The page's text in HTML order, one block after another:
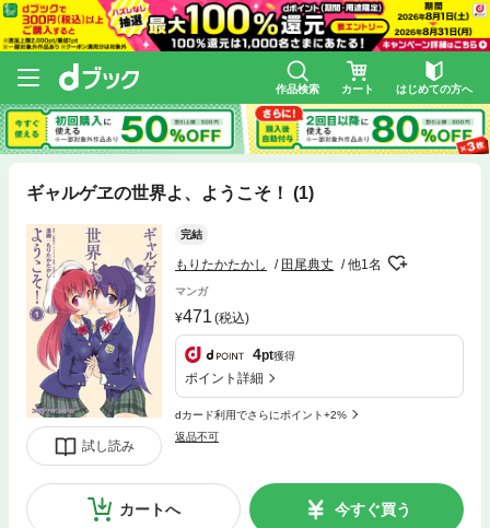
作品検索 カート はじめての方へ
ギャルゲヱの世界よ、ようこそ！ (1)
試し読み
完結
もりたかたかし 田尾典丈 他1名
マンガ
471 (税込)
4pt獲得
ポイント詳細
dカード利用でさらにポイント+2%
返品不可
カートへ 今すぐ買う